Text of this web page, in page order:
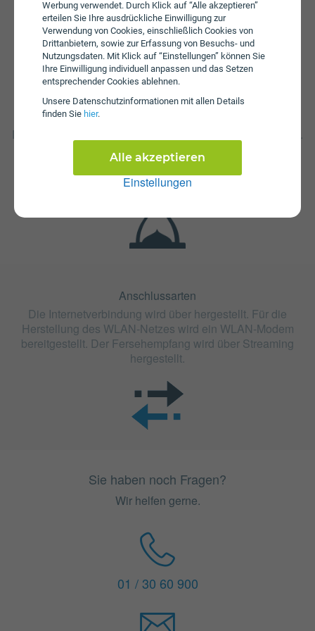
Werbung verwendet. Durch Klick auf “Alle akzeptieren”
erteilen Sie Ihre ausdrückliche Einwilligung zur
Verwendung von Cookies, einschließlich Cookies von
Drittanbietern, sowie zur Erfassung von Besuchs- und
Nutzungsdaten. Mit Klick auf “Einstellungen” können Sie
Ihre Einwilligung individuell anpassen und das Setzen
entsprechender Cookies ablehnen.
Unsere Daten­schutz­informationen mit allen Details
finden Sie hier.
Einstellungen
Alle akzeptieren
Die Vertragslaufzeit bei Kati Next Mega beträgt 24 Monate.
Die Kündigungsfrist beträgt 1 Monat.
Anschlussarten
Die Internetverbindung wird über hergestellt. Für die
Herstellung des WLAN-Netzes wird ein WLAN-Modem
bereitgestellt. Der Fersehempfang wird über Streaming
hergestellt.
Sie haben noch Fragen?
Wir helfen gerne.
01 / 30 60 900